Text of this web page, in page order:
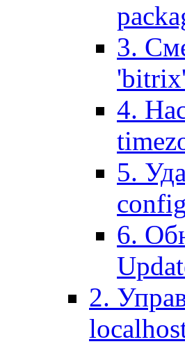
3.
4.
5.
6.
2.